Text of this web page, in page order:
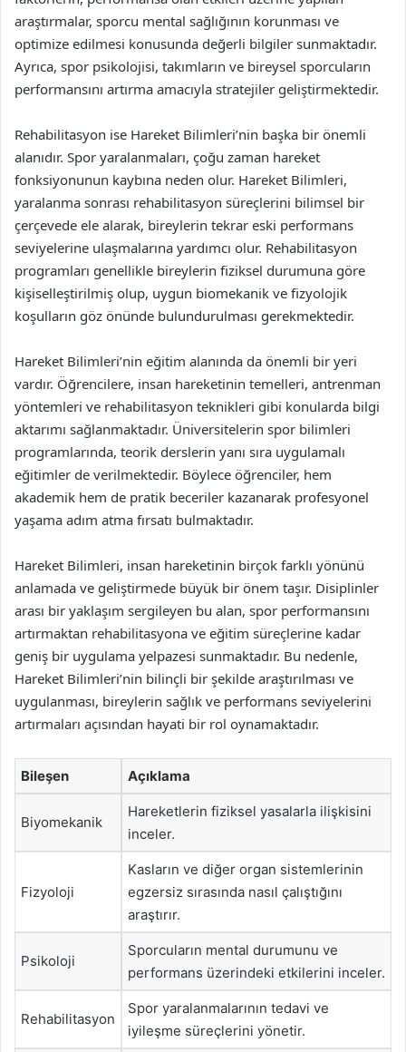
araştırmalar, sporcu mental sağlığının korunması ve
optimize edilmesi konusunda değerli bilgiler sunmaktadır.
Ayrıca, spor psikolojisi, takımların ve bireysel sporcuların
performansını artırma amacıyla stratejiler geliştirmektedir.
Rehabilitasyon ise Hareket Bilimleri’nin başka bir önemli
alanıdır. Spor yaralanmaları, çoğu zaman hareket
fonksiyonunun kaybına neden olur. Hareket Bilimleri,
yaralanma sonrası rehabilitasyon süreçlerini bilimsel bir
çerçevede ele alarak, bireylerin tekrar eski performans
seviyelerine ulaşmalarına yardımcı olur. Rehabilitasyon
programları genellikle bireylerin fiziksel durumuna göre
kişiselleştirilmiş olup, uygun biomekanik ve fizyolojik
koşulların göz önünde bulundurulması gerekmektedir.
Hareket Bilimleri’nin eğitim alanında da önemli bir yeri
vardır. Öğrencilere, insan hareketinin temelleri, antrenman
yöntemleri ve rehabilitasyon teknikleri gibi konularda bilgi
aktarımı sağlanmaktadır. Üniversitelerin spor bilimleri
programlarında, teorik derslerin yanı sıra uygulamalı
eğitimler de verilmektedir. Böylece öğrenciler, hem
akademik hem de pratik beceriler kazanarak profesyonel
yaşama adım atma fırsatı bulmaktadır.
Hareket Bilimleri, insan hareketinin birçok farklı yönünü
anlamada ve geliştirmede büyük bir önem taşır. Disiplinler
arası bir yaklaşım sergileyen bu alan, spor performansını
artırmaktan rehabilitasyona ve eğitim süreçlerine kadar
geniş bir uygulama yelpazesi sunmaktadır. Bu nedenle,
Hareket Bilimleri’nin bilinçli bir şekilde araştırılması ve
uygulanması, bireylerin sağlık ve performans seviyelerini
artırmaları açısından hayati bir rol oynamaktadır.
Bileşen Açıklama
Biyomekanik
Hareketlerin fiziksel yasalarla ilişkisini
inceler.
Fizyoloji
Kasların ve diğer organ sistemlerinin
egzersiz sırasında nasıl çalıştığını
araştırır.
Psikoloji
Sporcuların mental durumunu ve
performans üzerindeki etkilerini inceler.
Rehabilitasyon
Spor yaralanmalarının tedavi ve
iyileşme süreçlerini yönetir.